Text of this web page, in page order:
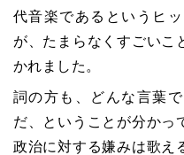
代音楽であるというヒ
が、たまらなくすごいこ
かれました。
詞の方も、どんな言葉
だ、ということが分かっ
政治に対する嫌みは歌え